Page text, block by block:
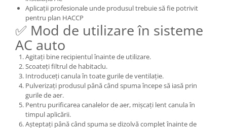
Aplicații profesionale unde produsul trebuie să fie potrivit
pentru plan HACCP
✅ Mod de utilizare în sisteme
AC auto
Agitați bine recipientul înainte de utilizare.
Scoateți filtrul de habitaclu.
Introduceți canula în toate gurile de ventilație.
Pulverizați produsul până când spuma începe să iasă prin
gurile de aer.
Pentru purificarea canalelor de aer, mișcați lent canula în
timpul aplicării.
Așteptați până când spuma se dizolvă complet înainte de